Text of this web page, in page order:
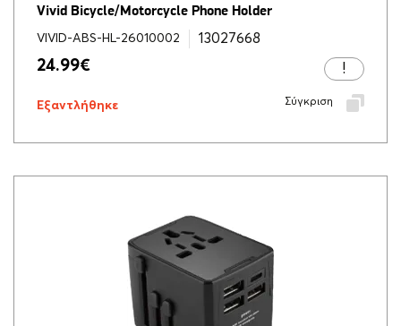
Vivid Bicycle/Motorcycle Phone Holder
VIVID-ABS-HL-26010002 13027668
24.99€
Εξαντλήθηκε Σύγκριση